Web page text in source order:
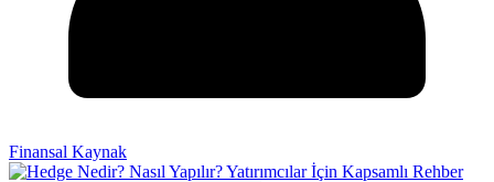
Finansal Kaynak